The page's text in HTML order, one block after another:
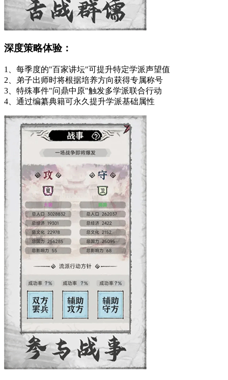
深度策略体验：
1、每季度的"百家讲坛"可提升特定学派声望值
2、弟子出师时将根据培养方向获得专属称号
3、特殊事件"问鼎中原"触发多学派联合行动
4、通过编纂典籍可永久提升学派基础属性